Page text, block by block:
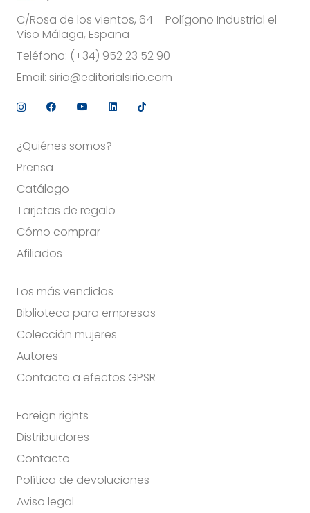
C/Rosa de los vientos, 64 – Polígono Industrial el
Viso Málaga, España
Teléfono: (+34) 952 23 52 90
Email: sirio@editorialsirio.com
¿Quiénes somos?
Prensa
Catálogo
Tarjetas de regalo
Cómo comprar
Afiliados
Los más vendidos
Biblioteca para empresas
Colección mujeres
Autores
Contacto a efectos GPSR
Foreign rights
Distribuidores
Contacto
Política de devoluciones
Aviso legal